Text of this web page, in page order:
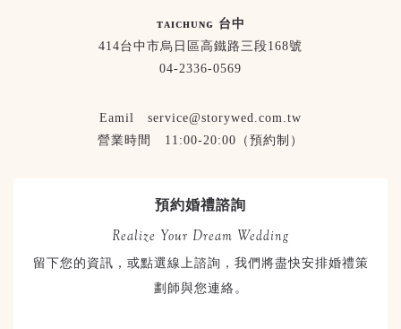
ᴛᴀɪᴄʜᴜɴɢ 台中
414台中市烏日區高鐵路三段168號
04-2336-0569
Eamil service@storywed.com.tw
營業時間 11:00-20:00（預約制）
預約婚禮諮詢
Realize Your Dream Wedding
留下您的資訊，或點選線上諮詢，我們將盡快安排婚禮策
劃師與您連絡。